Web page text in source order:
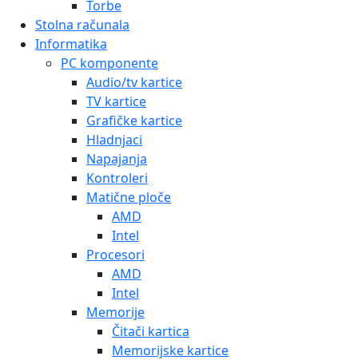
Torbe
Stolna računala
Informatika
PC komponente
Audio/tv kartice
TV kartice
Grafičke kartice
Hladnjaci
Napajanja
Kontroleri
Matične ploče
AMD
Intel
Procesori
AMD
Intel
Memorije
Čitači kartica
Memorijske kartice